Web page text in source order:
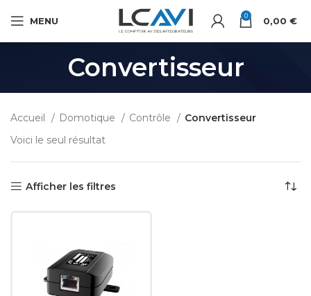
MENU 0 0,00 €
Convertisseur
Accueil Domotique Contrôle
Convertisseur
Voici le seul résultat
Afficher les filtres